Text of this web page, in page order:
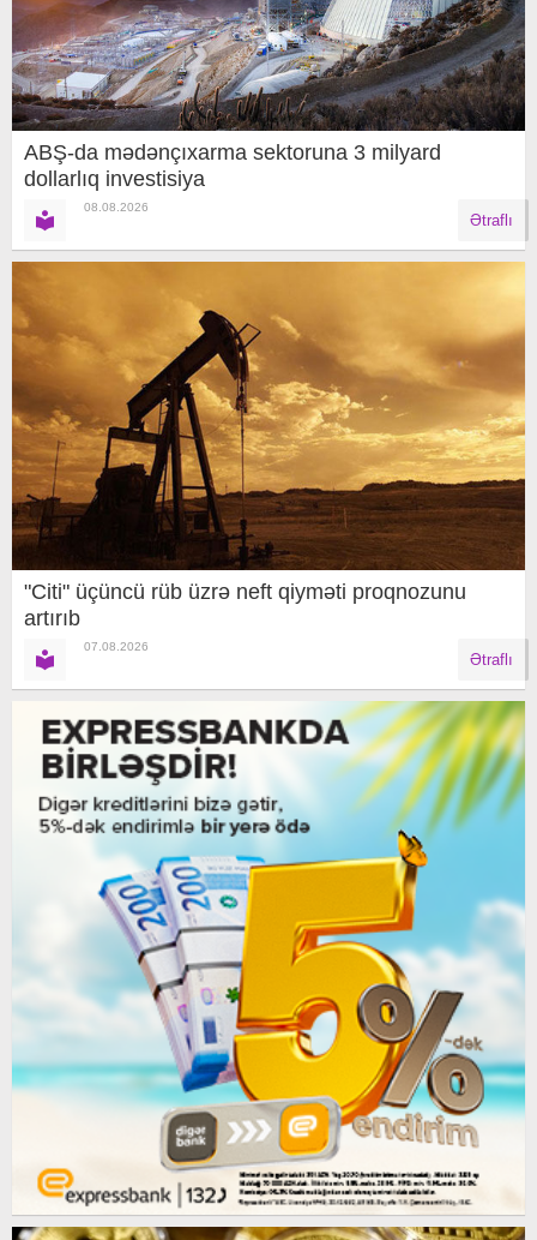
ABŞ-da mədənçıxarma sektoruna 3 milyard
dollarlıq investisiya
08.08.2026
Ətraflı
"Citi" üçüncü rüb üzrə neft qiyməti proqnozunu
artırıb
07.08.2026
Ətraflı